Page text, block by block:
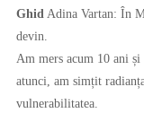
Ghid Adina Vartan: În
devin.
Am mers acum 10 ani
atunci, am simțit
vulnerabilitatea.